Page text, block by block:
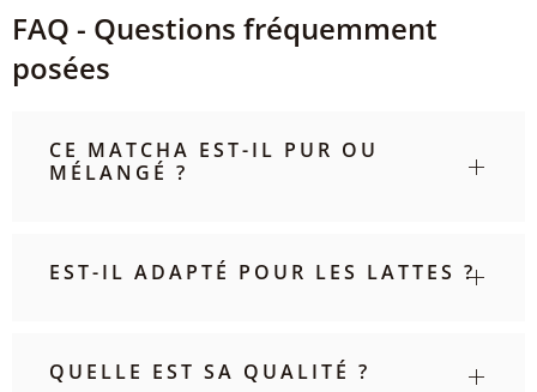
FAQ - Questions fréquemment
posées
CE MATCHA EST-IL PUR OU
MÉLANGÉ ?
EST-IL ADAPTÉ POUR LES LATTES ?
QUELLE EST SA QUALITÉ ?